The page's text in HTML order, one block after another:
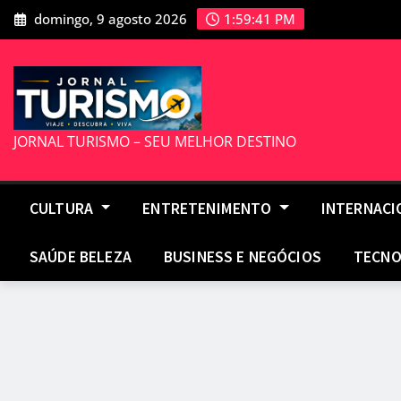
Skip
to
domingo, 9 agosto 2026 1:59:42 PM
JORNAL TURISMO – SEU MELHOR DESTINO
CULTURA ENTRETENIMENTO
SAÚDE BELEZA BUSINESS E NEGÓCIOS